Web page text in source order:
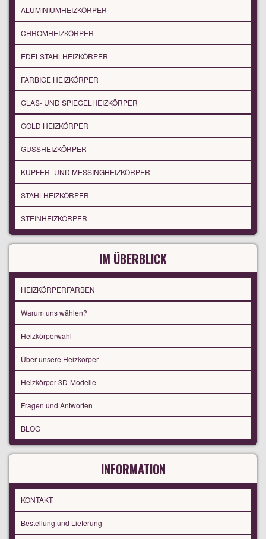
ALUMINIUMHEIZKÖRPER
CHROMHEIZKÖRPER
EDELSTAHLHEIZKÖRPER
FARBIGE HEIZKÖRPER
GLAS- UND SPIEGELHEIZKÖRPER
GOLD HEIZKÖRPER
GUSSHEIZKÖRPER
KUPFER- UND MESSINGHEIZKÖRPER
STAHLHEIZKÖRPER
STEINHEIZKÖRPER
IM ÜBERBLICK
HEIZKÖRPERFARBEN
Warum uns wählen?
Heizkörperwahl
Über unsere Heizkörper
Heizkörper 3D-Modelle
Fragen und Antworten
BLOG
INFORMATION
KONTAKT
Bestellung und Lieferung